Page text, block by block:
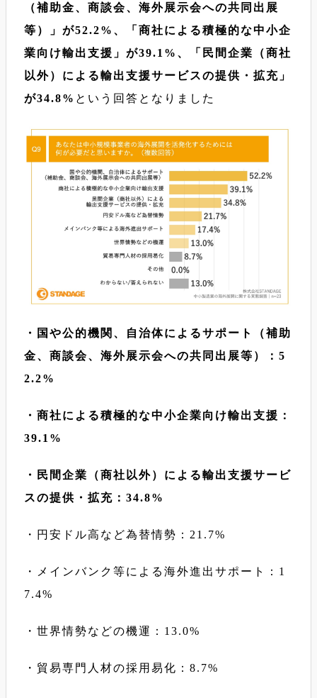
（補助金、商談会、海外展示会への共同出展
等）」が52.2%、「商社による積極的な中小企
業向け輸出支援」が39.1%、「民間企業（商社
以外）による輸出支援サービスの提供・拡充」
が34.8% という回答となりました
・国や公的機関、自治体によるサポート（補助
金、商談会、海外展示会への共同出展等）：5
2.2%
・商社による積極的な中小企業向け輸出支援：
39.1%
・民間企業（商社以外）による輸出支援サービ
スの提供・拡充：34.8%
・円安ドル高など為替情勢：21.7%
・メインバンク等による海外進出サポート：1
7.4%
・世界情勢などの機運：13.0%
・貿易専門人材の採用易化：8.7%